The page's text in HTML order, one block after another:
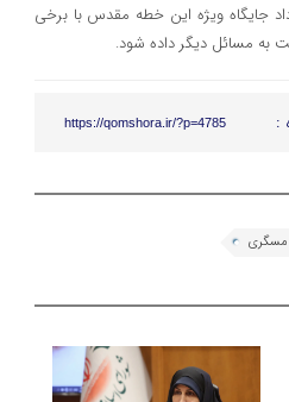
جایگاه ویژه این خطه مقدس با برخی
به مسائل دیگر داده شود.
:
https://qomshora.ir/?p=4785